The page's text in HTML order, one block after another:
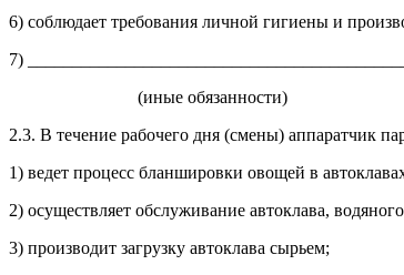
6) соблюдает требования личной гигиены и
7)
(иные обязанности)
2.3. В течение рабочего дня (смены) аппаратчик
1) ведет процесс бланшировки овощей в
2) осуществляет обслуживание автоклава,
3) производит загрузку автоклава сырьем;